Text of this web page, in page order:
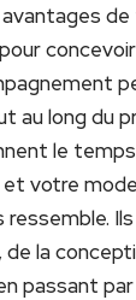
avantages
au long du
le
votre
ressemble.
la
passant